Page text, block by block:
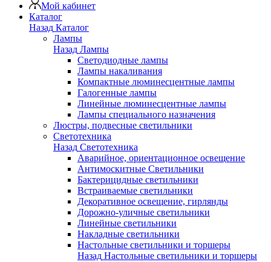
Мой кабинет
Каталог
Назад Каталог
Лампы
Назад Лампы
Светодиодные лампы
Лампы накаливания
Компактные люминесцентные лампы
Галогенные лампы
Линейные люминесцентные лампы
Лампы специального назначения
Люстры, подвесные светильники
Светотехника
Назад Светотехника
Аварийное, ориентационное освещение
Антимоскитные Светильники
Бактерицидные светильники
Встраиваемые светильники
Декоративное освещение, гирлянды
Дорожно-уличные светильники
Линейные светильники
Накладные светильники
Настольные светильники и торшеры
Назад Настольные светильники и торшеры